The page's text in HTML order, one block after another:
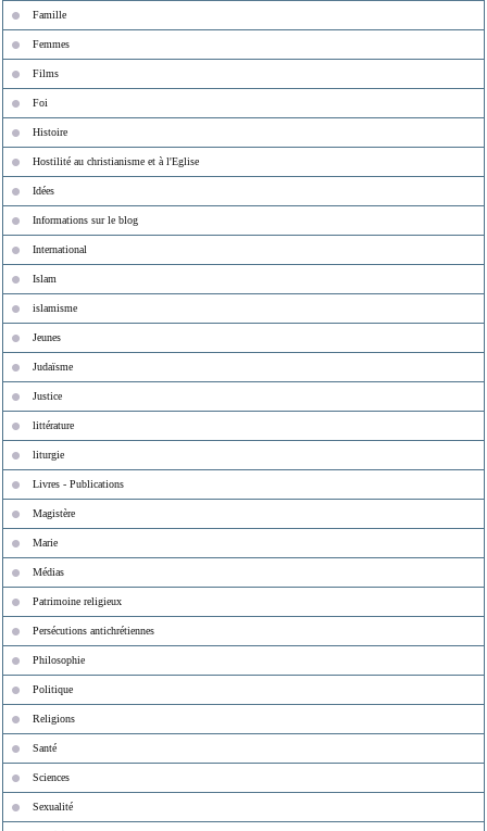
Famille
Femmes
Films
Foi
Histoire
Hostilité au christianisme et à l'Eglise
Idées
Informations sur le blog
International
Islam
islamisme
Jeunes
Judaïsme
Justice
littérature
liturgie
Livres - Publications
Magistère
Marie
Médias
Patrimoine religieux
Persécutions antichrétiennes
Philosophie
Politique
Religions
Santé
Sciences
Sexualité